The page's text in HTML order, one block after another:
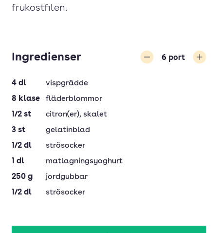
frukostfilen.
Ingredienser 6 port
4 dl
vispgrädde
8 klase
fläderblommor
1/2 st citron(er), skalet
3 st
gelatinblad
1/2 dl
strösocker
1 dl
matlagningsyoghurt
250 g
jordgubbar
1/2 dl strösocker